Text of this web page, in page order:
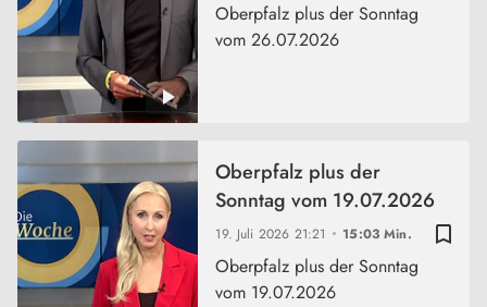
Oberpfalz plus der Sonntag
vom 26.07.2026
bookmark_border
19. Juli 2026 21:21 15:03 Min.
Oberpfalz plus der
Sonntag vom 19.07.2026
Oberpfalz plus der Sonntag
vom 19.07.2026